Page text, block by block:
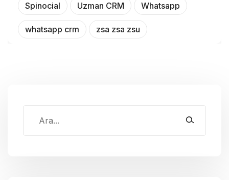
Spinocial Uzman CRM Whatsapp
whatsapp crm zsa zsa zsu